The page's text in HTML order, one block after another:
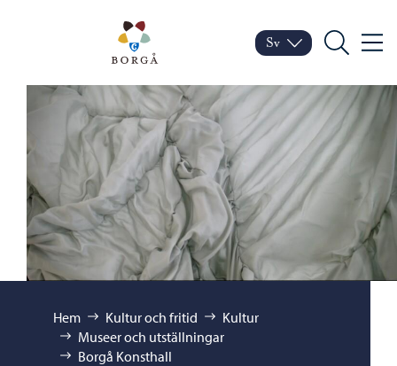
Porvoo – Gå till
Byt språk
Nuvarande språk:
Sv
Sök Meny
Bläddra:
Hem Kultur och fritid
Kultur
Museer och utställningar
Borgå Konsthall